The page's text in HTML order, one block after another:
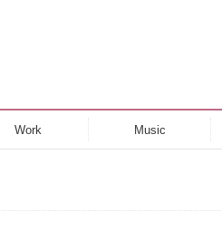
Work Music